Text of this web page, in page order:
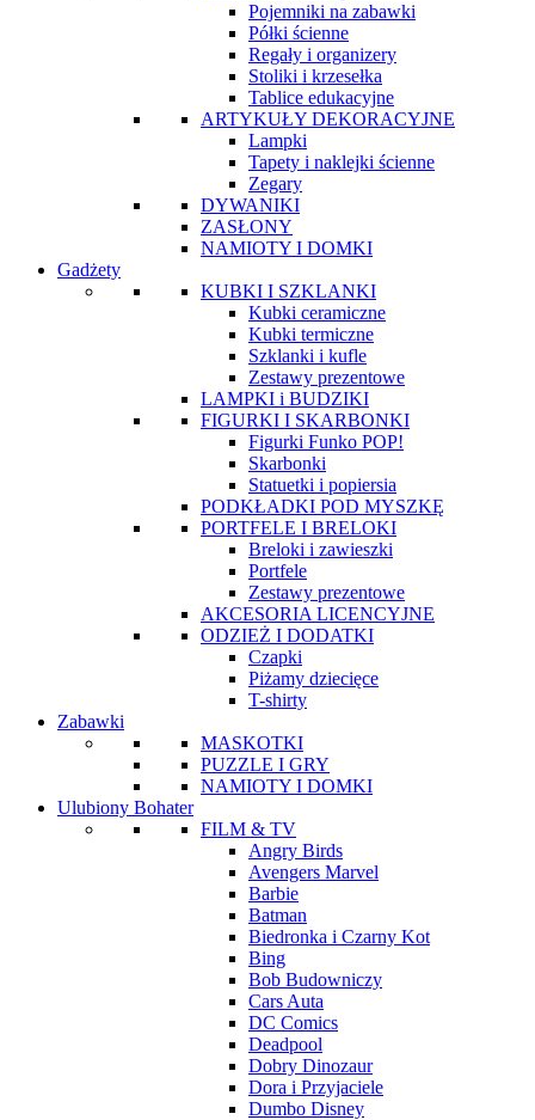
Pojemniki na zabawki
Półki ścienne
Regały i organizery
Stoliki i krzesełka
Tablice edukacyjne
ARTYKUŁY DEKORACYJNE
Lampki
Tapety i naklejki ścienne
Zegary
DYWANIKI
ZASŁONY
NAMIOTY I DOMKI
Gadżety
KUBKI I SZKLANKI
Kubki ceramiczne
Kubki termiczne
Szklanki i kufle
Zestawy prezentowe
LAMPKI i BUDZIKI
FIGURKI I SKARBONKI
Figurki Funko POP!
Skarbonki
Statuetki i popiersia
PODKŁADKI POD MYSZKĘ
PORTFELE I BRELOKI
Breloki i zawieszki
Portfele
Zestawy prezentowe
AKCESORIA LICENCYJNE
ODZIEŻ I DODATKI
Czapki
Piżamy dziecięce
T-shirty
Zabawki
MASKOTKI
PUZZLE I GRY
NAMIOTY I DOMKI
Ulubiony Bohater
FILM & TV
Angry Birds
Avengers Marvel
Barbie
Batman
Biedronka i Czarny Kot
Bing
Bob Budowniczy
Cars Auta
DC Comics
Deadpool
Dobry Dinozaur
Dora i Przyjaciele
Dumbo Disney